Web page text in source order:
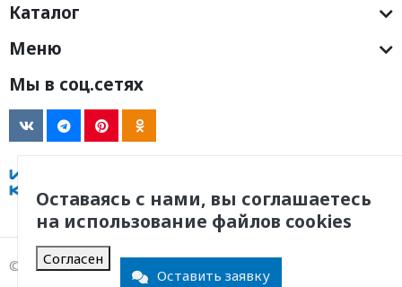
Каталог
Меню
Мы в соц.сетях
© 2011 -2026, ООО Инженерная Компания
Оставаясь с нами, вы соглашаетесь
на использование файлов cookies
Согласен
Оставить заявку